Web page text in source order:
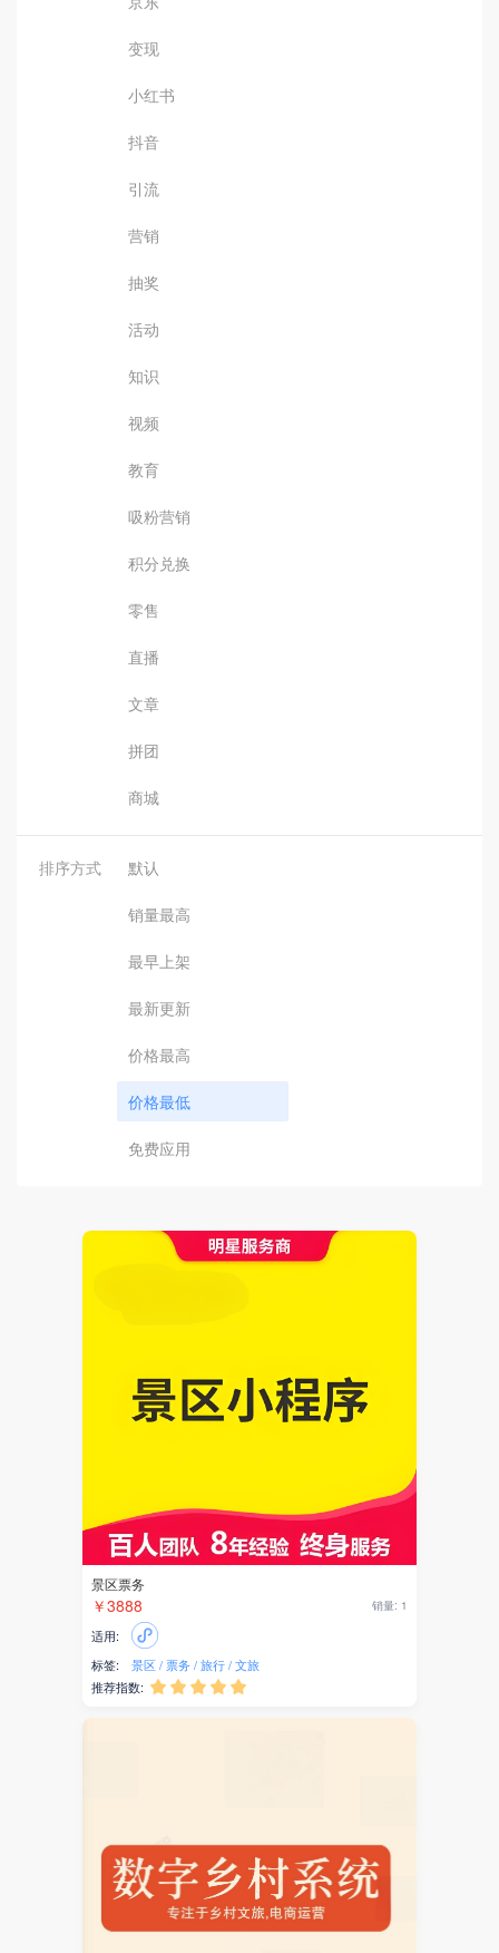
变现
小红书
抖音
引流
营销
抽奖
活动
知识
视频
教育
吸粉营销
积分兑换
零售
直播
文章
拼团
商城
排序方式 默认
销量最高
最早上架
最新更新
价格最高
价格最低
免费应用
景区票务
￥3888 销量: 1
适用:
标签:
景区 票务 旅行 文旅
推荐指数:     